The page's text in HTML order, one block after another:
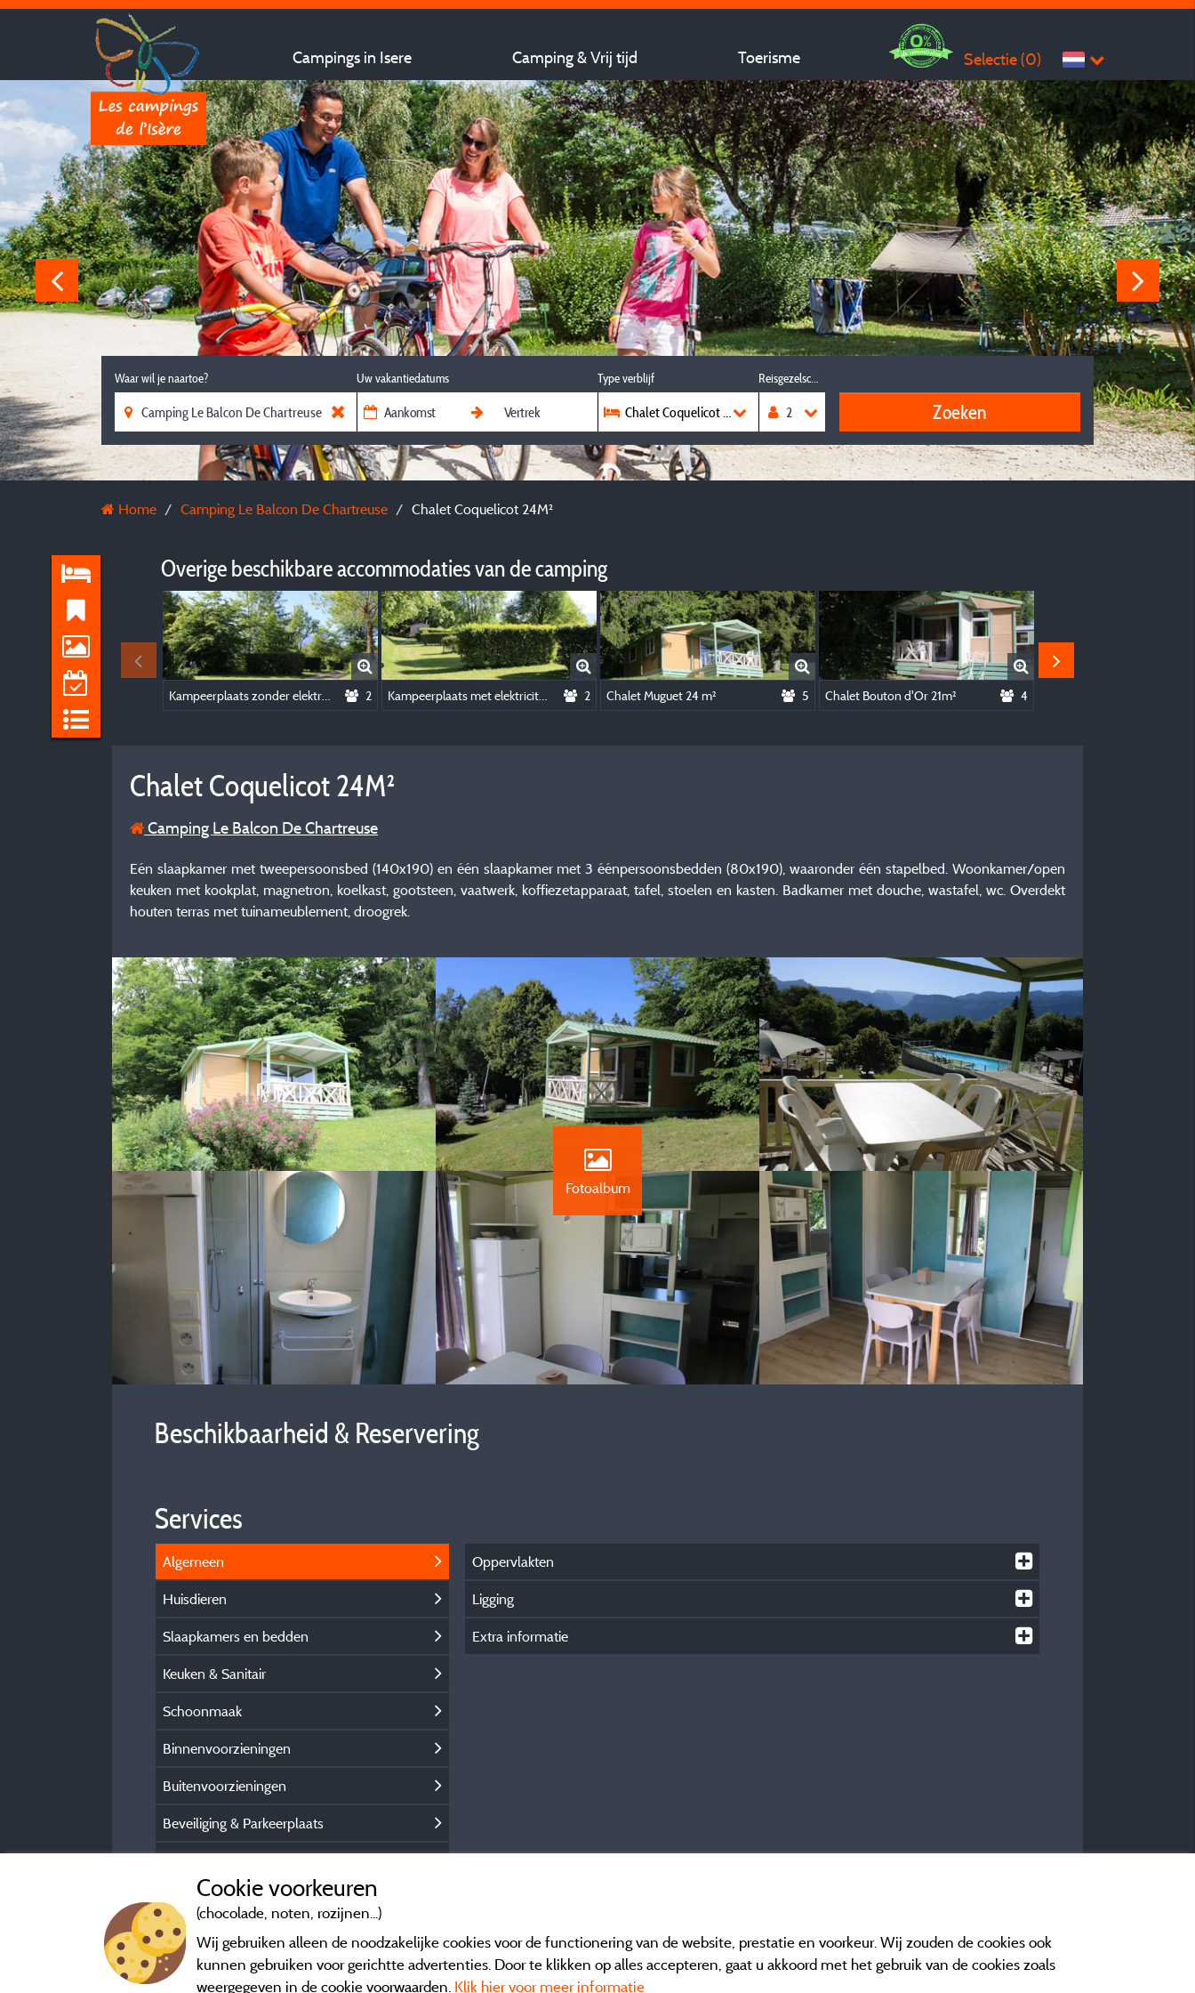
Campings in Isere Camping & Vrij tijd Toerisme Selectie (0)
Waar wil je naartoe? Uw vakantiedatums Type verblijf
Chalet Coquelicot 24M²
Reisgezelschap
Zoeken
Home Camping Le Balcon De Chartreuse Chalet Coquelicot 24M²
Overige beschikbare accommodaties van de camping
Kampeerplaats zonder elektriciteit 2 Kampeerplaats met elektriciteit 2 Chalet Muguet 24 m² 5 Chalet Bouton d'Or 21m² 4
Chalet Coquelicot 24M²
Camping Le Balcon De Chartreuse
Eén slaapkamer met tweepersoonsbed (140x190) en één slaapkamer met 3 éénpersoonsbedden (80x190), waaronder één stapelbed. Woonkamer/open
keuken met kookplat, magnetron, koelkast, gootsteen, vaatwerk, koffiezetapparaat, tafel, stoelen en kasten. Badkamer met douche, wastafel, wc. Overdekt
houten terras met tuinameublement, droogrek.
Fotoalbum
Beschikbaarheid & Reservering
Services
Algemeen
Huisdieren
Slaapkamers en bedden
Keuken & Sanitair
Schoonmaak
Binnenvoorzieningen
Buitenvoorzieningen
Beveiliging & Parkeerplaats
Oppervlakten
Ligging
Extra informatie
Cookie voorkeuren
(chocolade, noten, rozijnen...)
Wij gebruiken alleen de noodzakelijke cookies voor de functionering van de website, prestatie en voorkeur. Wij zouden de cookies ook
kunnen gebruiken voor gerichtte advertenties. Door te klikken op alles accepteren, gaat u akkoord met het gebruik van de cookies zoals
weergegeven in de cookie voorwaarden. Klik hier voor meer informatie